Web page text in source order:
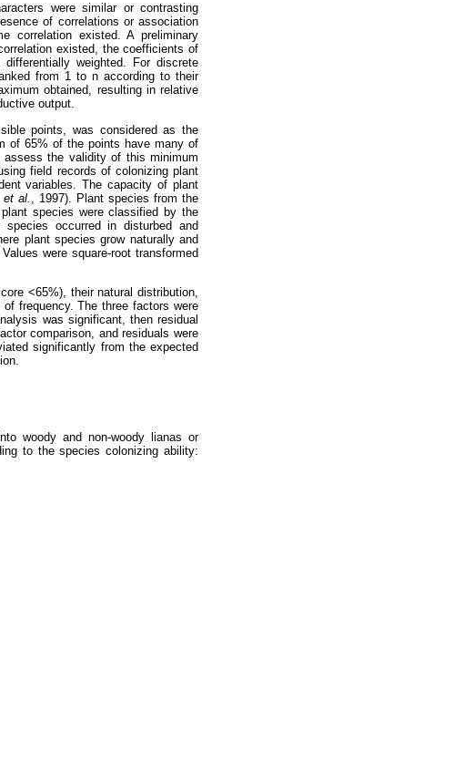
were similar or contrasting
of correlations or association
correlation existed. A preliminary
existed, the coefficients of
weighted. For discrete
from 1 to n according to their
obtained, resulting in relative
output.
points, was considered as the
of 65% of the points have many of
the validity of this minimum
field records of colonizing plant
variables. The capacity of plant
et al.
, 1997). Plant species from the
species were classified by the
occurred in disturbed and
plant species grow naturally and
Values were square-root transformed
<65%), their natural distribution,
frequency. The three factors were
was significant, then residual
comparison, and residuals were
significantly from the expected
woody and non-woody lianas or
to the species colonizing ability: